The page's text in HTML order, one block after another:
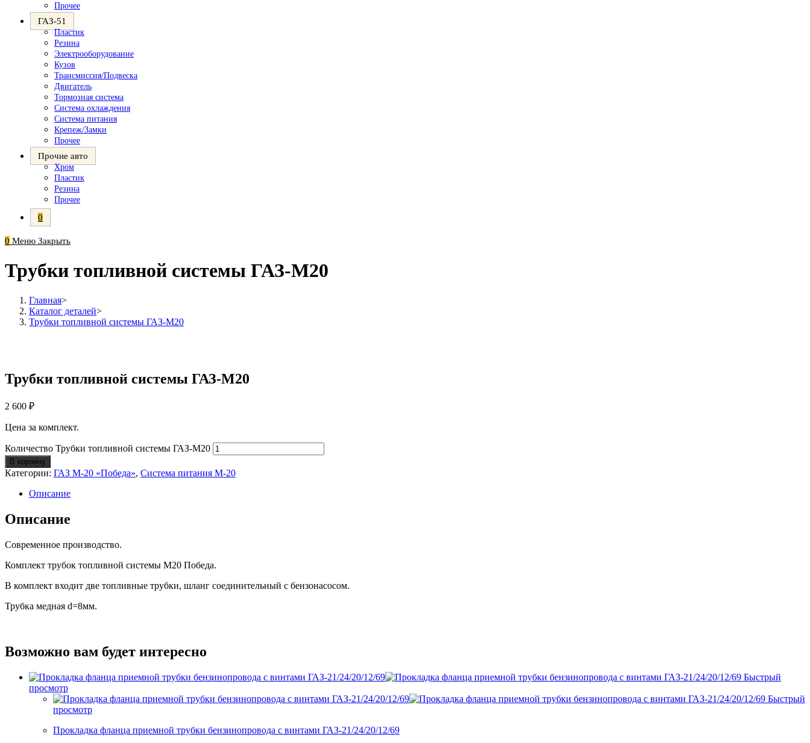
Прочее
ГАЗ-51
Пластик
Резина
Электрооборудование
Кузов
Трансмиссия/Подвеска
Двигатель
Тормозная система
Система охлаждения
Система питания
Крепеж/Замки
Прочее
Прочие авто
Хром
Пластик
Резина
Прочее
0
0 Меню Закрыть
Трубки топливной системы ГАЗ-М20
Главная>
Каталог деталей>
Трубки топливной системы ГАЗ-М20
Трубки топливной системы ГАЗ-М20
2 600 ₽
Цена за комплект.
Количество Трубки топливной системы ГАЗ-М20
В корзину
Категории: ГАЗ М-20 «Победа», Система питания М-20
Описание
Описание
Современное производство.
Комплект трубок топливной системы М20 Победа.
В комплект входит две топливные трубки, шланг соединительный с бензонасосом.
Трубка медная d=8мм.
Возможно вам будет интересно
Быстрый
просмотр
Быстрый
просмотр
Прокладка фланца приемной трубки бензинопровода с винтами ГАЗ-21/24/20/12/69